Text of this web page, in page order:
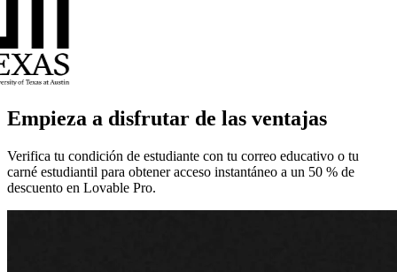
Empieza a disfrutar de las ventajas
Verifica tu condición de estudiante con tu correo educativo o tu
carné estudiantil para obtener acceso instantáneo a un 50 % de
descuento en Lovable Pro.